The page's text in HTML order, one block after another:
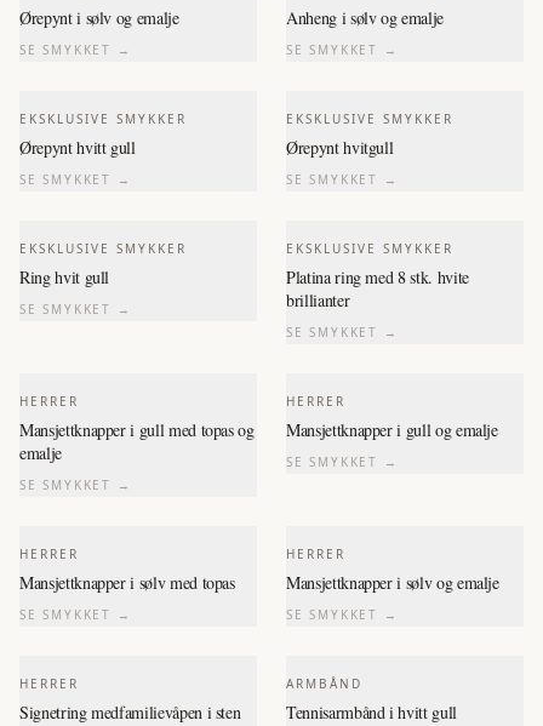
Ørepynt i sølv og emalje
SE SMYKKET →
Anheng i sølv og emalje
SE SMYKKET →
EKSKLUSIVE SMYKKER
Ørepynt hvitt gull
SE SMYKKET →
EKSKLUSIVE SMYKKER
Ørepynt hvitgull
SE SMYKKET →
EKSKLUSIVE SMYKKER
Ring hvit gull
SE SMYKKET →
EKSKLUSIVE SMYKKER
Platina ring med 8 stk. hvite
brillianter
SE SMYKKET →
HERRER
Mansjettknapper i gull med topas og
emalje
SE SMYKKET →
HERRER
Mansjettknapper i gull og emalje
SE SMYKKET →
HERRER
Mansjettknapper i sølv med topas
SE SMYKKET →
HERRER
Mansjettknapper i sølv og emalje
SE SMYKKET →
HERRER
Signetring medfamilievåpen i sten
ARMBÅND
Tennisarmbånd i hvitt gull